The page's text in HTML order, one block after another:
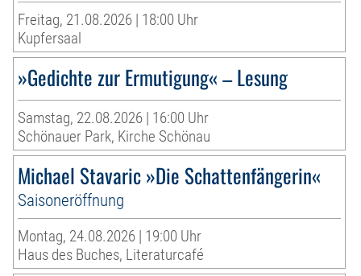
Freitag, 21.08.2026 | 18:00 Uhr
Kupfersaal
»Gedichte zur Ermutigung« – Lesung
Samstag, 22.08.2026 | 16:00 Uhr
Schönauer Park, Kirche Schönau
Michael Stavaric »Die Schattenfängerin«
Saisoneröffnung
Montag, 24.08.2026 | 19:00 Uhr
Haus des Buches, Literaturcafé